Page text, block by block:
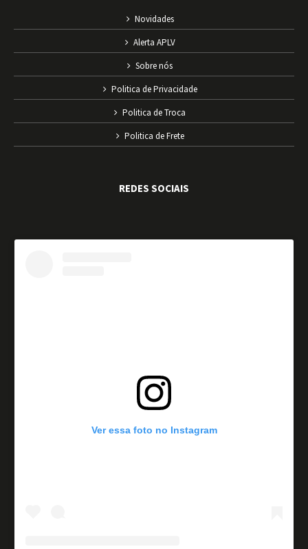
Novidades
Alerta APLV
Sobre nós
Politica de Privacidade
Politica de Troca
Politica de Frete
REDES SOCIAIS
Ver essa foto no Instagram